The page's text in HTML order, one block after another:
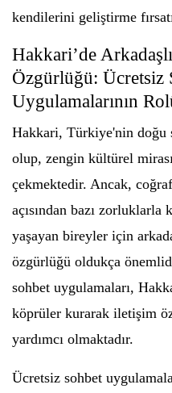
kendilerini geliştirme
Hakkari’de
Özgürlüğü: Ücretsiz
Uygulamalarının
Hakkari, Türkiye'nin doğu
olup, zengin kültürel
çekmektedir. Ancak,
açısından bazı zorluklarla
yaşayan bireyler için
özgürlüğü oldukça
sohbet uygulamaları,
köprüler kurarak iletişim
yardımcı olmaktadır.
Ücretsiz sohbet